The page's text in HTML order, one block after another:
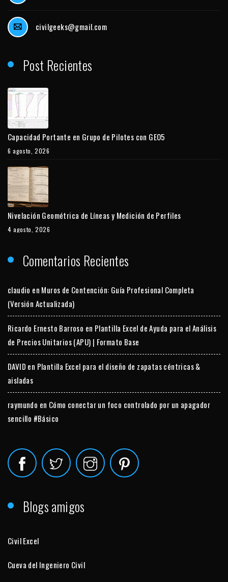
civilgeeks@gmail.com
Post Recientes
Capacidad Portante en Grupo de Pilotes con GEO5
6 agosto, 2026
Nivelación Geométrica de Líneas y Medición de Perfiles
4 agosto, 2026
Comentarios Recientes
claudio en Muros de Contención: Guía Profesional Completa
(Versión Actualizada)
Ricardo Ernesto Barroso en Plantilla Excel de Ayuda para el Análisis
de Precios Unitarios (APU) | Formato Base
DAVID en Plantilla Excel para el diseño de zapatas céntricas &
aisladas
raymundo en Cómo conectar un foco controlado por un apagador
sencillo #Básico
Blogs amigos
Civil Excel
Cueva del Ingeniero Civil